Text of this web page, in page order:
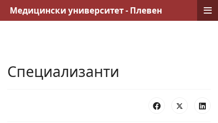
Специализанти
Медицински университет - Плевен ≡